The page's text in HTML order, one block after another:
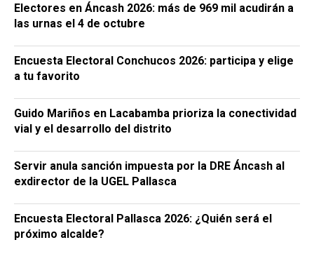
Electores en Áncash 2026: más de 969 mil acudirán a
las urnas el 4 de octubre
Encuesta Electoral Conchucos 2026: participa y elige
a tu favorito
Guido Mariños en Lacabamba prioriza la conectividad
vial y el desarrollo del distrito
Servir anula sanción impuesta por la DRE Áncash al
exdirector de la UGEL Pallasca
Encuesta Electoral Pallasca 2026: ¿Quién será el
próximo alcalde?